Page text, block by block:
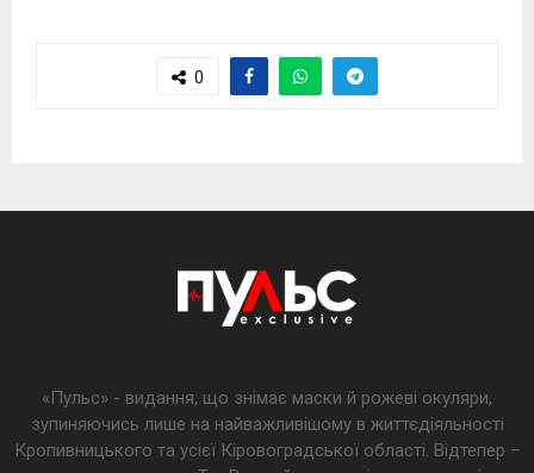
0
«Пульс» - видання, що знімає маски й рожеві окуляри,
зупиняючись лише на найважливішому в життєдіяльності
Кропивницького та усієї Кіровоградської області. Відтепер –